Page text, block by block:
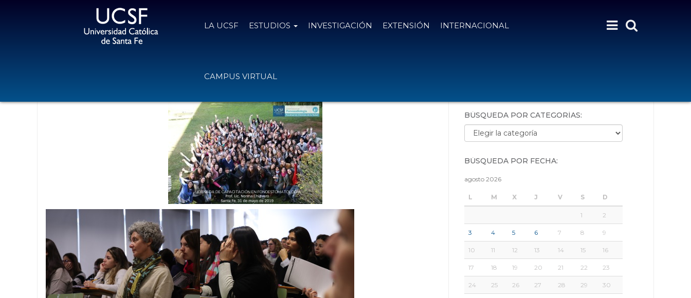
LA UCSF ESTUDIOS INVESTIGACIÓN EXTENSIÓN INTERNACIONAL
CAMPUS VIRTUAL
BÚSQUEDA POR CATEGORÍAS:
Búsqueda por categorías:
BÚSQUEDA POR FECHA:
agosto 2026
L M X J V S D
1 2
3 4 5 6 7 8 9
10 11 12 13 14 15 16
17 18 19 20 21 22 23
24 25 26 27 28 29 30